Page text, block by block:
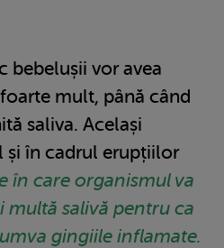
bebelușii vor avea
mult, până când
saliva. Același
și în cadrul erupțiilor
în care organismul va
multă salivă pentru ca
gingiile inflamate.